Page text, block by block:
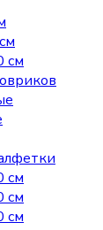
см
см
см
см